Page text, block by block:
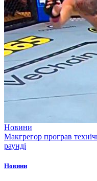
Новини
Макгрегор програв
раунді
Новини